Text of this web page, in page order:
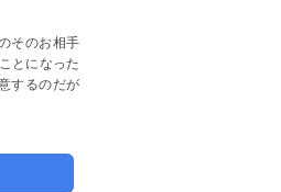
そのお相手
とになった
するのだが